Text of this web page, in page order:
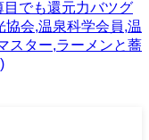
でも還元力バツグ
協会,温泉科学会員,温
スター,ラーメンと蕎